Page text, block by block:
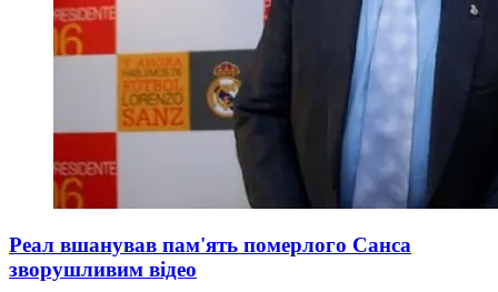
Реал вшанував пам'ять померлого Санса
зворушливим відео